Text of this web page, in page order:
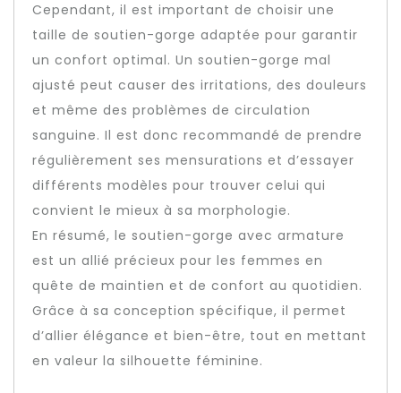
Cependant, il est important de choisir une
taille de soutien-gorge adaptée pour garantir
un confort optimal. Un soutien-gorge mal
ajusté peut causer des irritations, des douleurs
et même des problèmes de circulation
sanguine. Il est donc recommandé de prendre
régulièrement ses mensurations et d’essayer
différents modèles pour trouver celui qui
convient le mieux à sa morphologie.
En résumé, le soutien-gorge avec armature
est un allié précieux pour les femmes en
quête de maintien et de confort au quotidien.
Grâce à sa conception spécifique, il permet
d’allier élégance et bien-être, tout en mettant
en valeur la silhouette féminine.